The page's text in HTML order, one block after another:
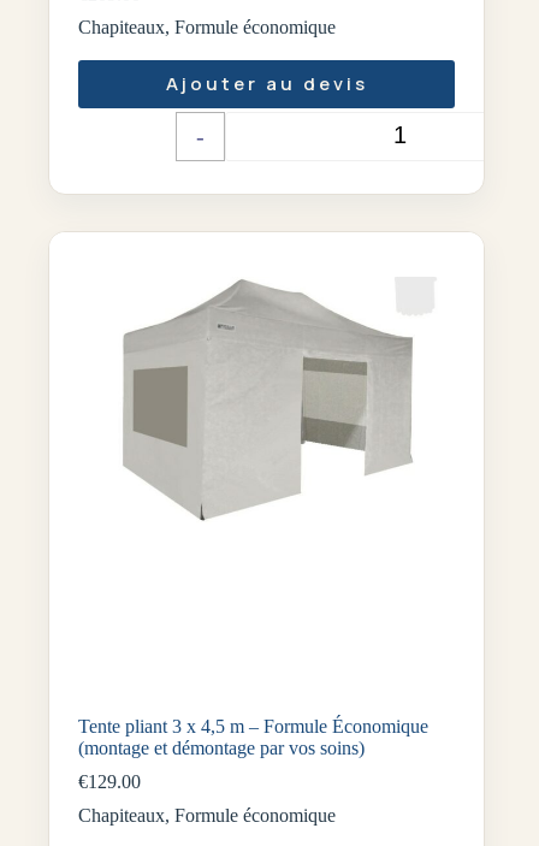
Chapiteaux, Formule économique
-
Ajouter au devis
Tente pliant 3 x 4,5 m – Formule Économique
(montage et démontage par vos soins)
€129.00
Chapiteaux, Formule économique